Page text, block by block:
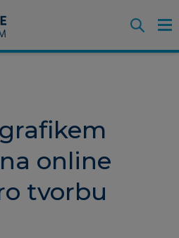
online
tvorbu